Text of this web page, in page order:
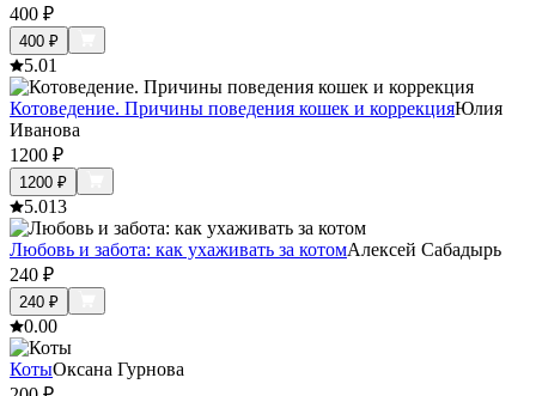
400 ₽
400 ₽
5.01
Котоведение. Причины поведения кошек и коррекцияЮлия
Иванова
1200 ₽
1200 ₽
5.013
Любовь и забота: как ухаживать за котомАлексей Сабадырь
240 ₽
240 ₽
0.00
КотыОксана Гурнова